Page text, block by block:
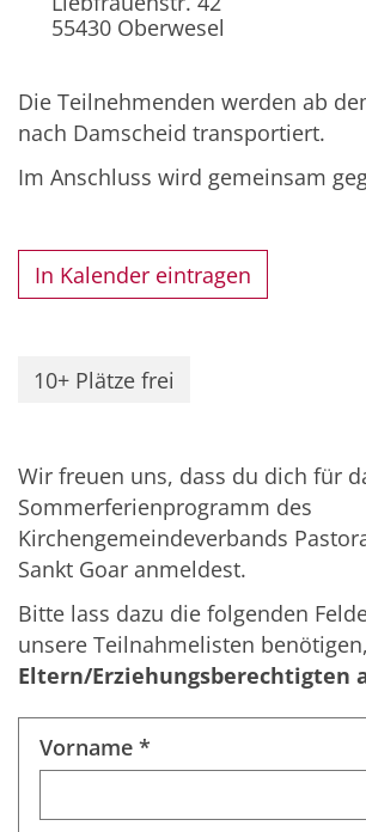
55430Oberwesel
Die Teilnehmenden werden ab
nach Damscheid transportiert.
Im Anschluss wird gemeinsam
In Kalender eintragen
10+ Plätze frei
Wir freuen uns, dass du dich für
Sommerferienprogramm des
Kirchengemeindeverbands
Sankt Goar anmeldest.
Bitte lass dazu die folgenden
unsere Teilnahmelisten benötigen,
Eltern/Erziehungsberechtigten
Vorname *